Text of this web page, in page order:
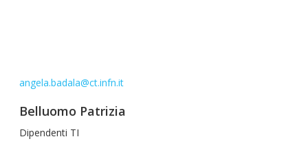
angela.badala@ct.infn.it
Belluomo Patrizia
Dipendenti TI